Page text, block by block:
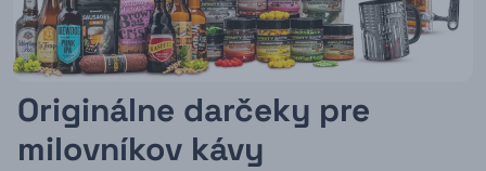
Originálne darčeky pre
milovníkov kávy